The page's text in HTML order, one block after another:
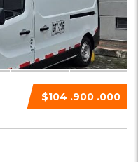
$104 .900 .000